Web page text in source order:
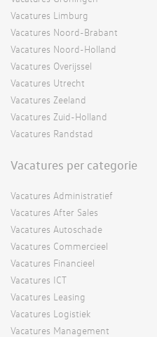
Vacatures Limburg
Vacatures Noord-Brabant
Vacatures Noord-Holland
Vacatures Overijssel
Vacatures Utrecht
Vacatures Zeeland
Vacatures Zuid-Holland
Vacatures Randstad
Vacatures per categorie
Vacatures Administratief
Vacatures After Sales
Vacatures Autoschade
Vacatures Commercieel
Vacatures Financieel
Vacatures ICT
Vacatures Leasing
Vacatures Logistiek
Vacatures Management